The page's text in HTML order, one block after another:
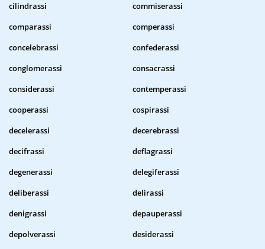
cilindrassi
commiserassi
comparassi
comperassi
concelebrassi
confederassi
conglomerassi
consacrassi
considerassi
contemperassi
cooperassi
cospirassi
decelerassi
decerebrassi
decifrassi
deflagrassi
degenerassi
delegiferassi
deliberassi
delirassi
denigrassi
depauperassi
depolverassi
desiderassi